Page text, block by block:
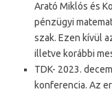
Arató Miklós és
pénzügyi
szak. Ezen kívül
illetve korábbi
TDK- 2023.
konferencia. Az